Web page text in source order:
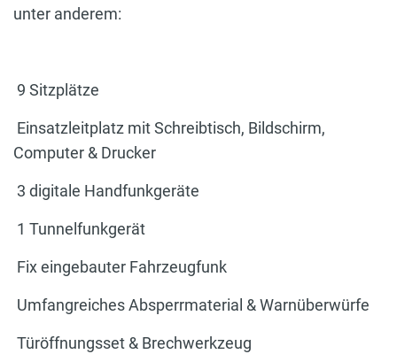
unter anderem:
9 Sitzplätze
Einsatzleitplatz mit Schreibtisch, Bildschirm,
Computer & Drucker
3 digitale Handfunkgeräte
1 Tunnelfunkgerät
Fix eingebauter Fahrzeugfunk
Umfangreiches Absperrmaterial & Warnüberwürfe
Türöffnungsset & Brechwerkzeug